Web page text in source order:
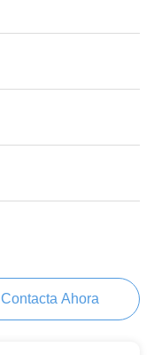
Contacta Ahora